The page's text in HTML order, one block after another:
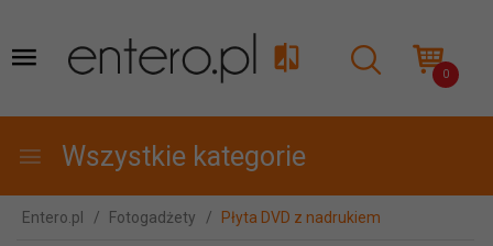
0
Wszystkie kategorie
Entero.pl Fotogadżety Płyta DVD z nadrukiem